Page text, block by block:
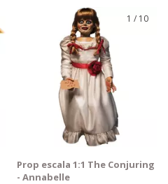
1 / 10
Prop escala 1:1 The Conjuring
- Annabelle